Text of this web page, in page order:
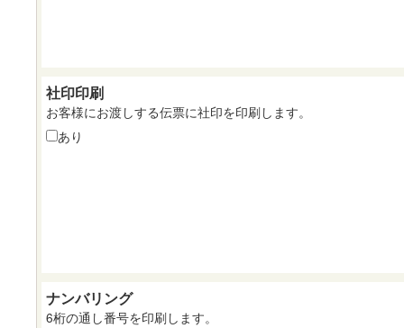
社印印刷
お客様にお渡しする伝票に社印を印刷します。
あり
ナンバリング
6桁の通し番号を印刷します。